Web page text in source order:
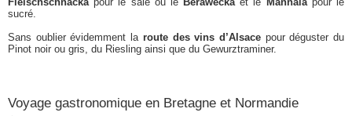
sucré.
Sans oublier évidemment la route des vins d’Alsacepour déguster du
Pinot noir ou gris, du Riesling ainsi que du Gewurztraminer.
Voyage gastronomique en Bretagne et Normandie